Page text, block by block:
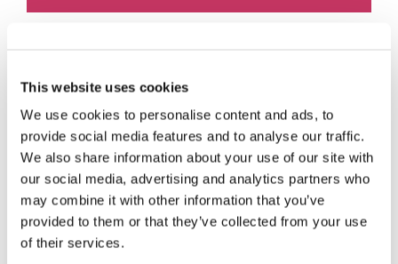
This website uses cookies
We use cookies to personalise content and ads, to
provide social media features and to analyse our traffic.
We also share information about your use of our site with
our social media, advertising and analytics partners who
may combine it with other information that you’ve
provided to them or that they’ve collected from your use
of their services.
Spezifikationen
PARAMETER SPEZIFIKATIONEN